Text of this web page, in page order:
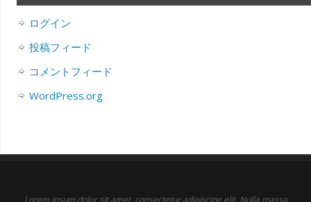
ログイン
投稿フィード
コメントフィード
WordPress.org
Lorem ipsum dolor sit amet, consectetur adipiscing elit. Nulla massa